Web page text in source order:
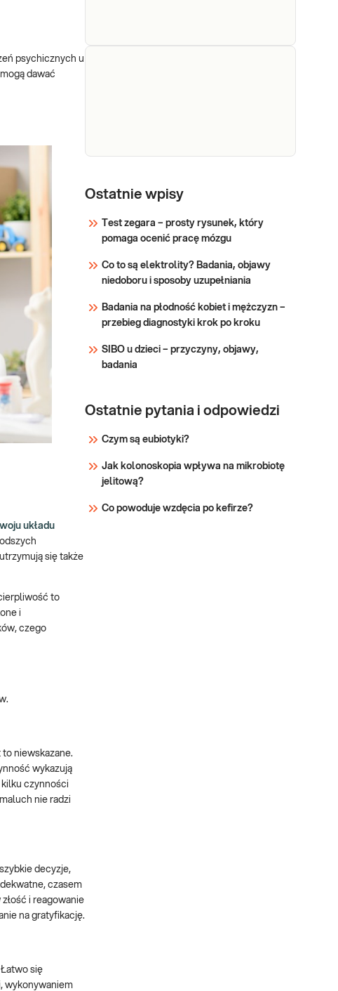
psychicznych u
dawać
układu
się także
to
i
czego
niewskazane.
wykazują
czynności
nie radzi
decyzje,
czasem
i reagowanie
na gratyfikację.
się
wykonywaniem
magnezu w surowicy. Badanie
zaburzeń nerwowo-mięśniowych
i zaburzeń rytmu serca, w
diuretykami i lekami
nefrotoksycznymi,
pozajelitowego.
Sprawdź
Ostatnie wpisy
Test zegara – prosty rysunek, który
pomaga ocenić pracę mózgu
Co to są elektrolity? Badania, objawy
niedoboru i sposoby uzupełniania
Badania na płodność kobiet i mężczyzn –
przebieg diagnostyki krok po kroku
SIBO u dzieci – przyczyny, objawy,
badania
Ostatnie pytania i odpowiedzi
Czym są eubiotyki?
Jak kolonoskopia wpływa na mikrobiotę
jelitową?
Co powoduje wzdęcia po kefirze?